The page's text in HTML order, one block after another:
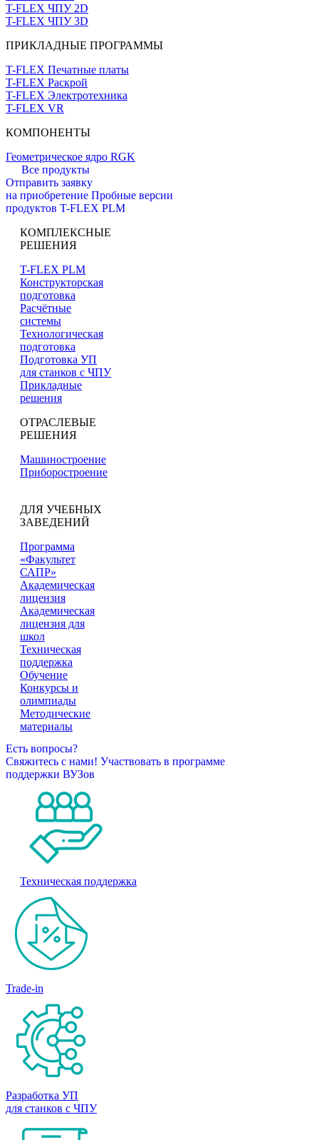
T-FLEX ЧПУ 2D
T-FLEX ЧПУ 3D
ПРИКЛАДНЫЕ ПРОГРАММЫ
T-FLEX Печатные платы
T-FLEX Раскрой
T-FLEX Электротехника
T-FLEX VR
КОМПОНЕНТЫ
Геометрическое ядро RGK
Все продукты
Отправить заявку
на приобретение Пробные версии
продуктов T-FLEX PLM
КОМПЛЕКСНЫЕ
РЕШЕНИЯ
T-FLEX PLM
Конструкторская
подготовка
Расчётные
системы
Технологическая
подготовка
Подготовка УП
для станков с ЧПУ
Прикладные
решения
ОТРАСЛЕВЫЕ
РЕШЕНИЯ
Машиностроение
Приборостроение
ДЛЯ УЧЕБНЫХ
ЗАВЕДЕНИЙ
Программа
«Факультет
САПР»
Академическая
лицензия
Академическая
лицензия для
школ
Техническая
поддержка
Обучение
Конкурсы и
олимпиады
Методические
материалы
Есть вопросы?
Свяжитесь с нами! Участвовать в программе
поддержки ВУЗов
Техническая поддержка
Trade-in
Разработка УП
для станков с ЧПУ